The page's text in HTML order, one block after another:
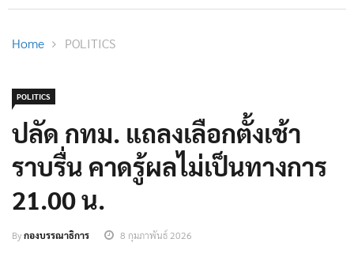
Home POLITICS
POLITICS
ปลัด กทม. แถลงเลือกตั้งเช้า
ราบรื่น คาดรู้ผลไม่เป็นทางการ
21.00 น.
Byกองบรรณาธิการ 8 กุมภาพันธ์ 2026